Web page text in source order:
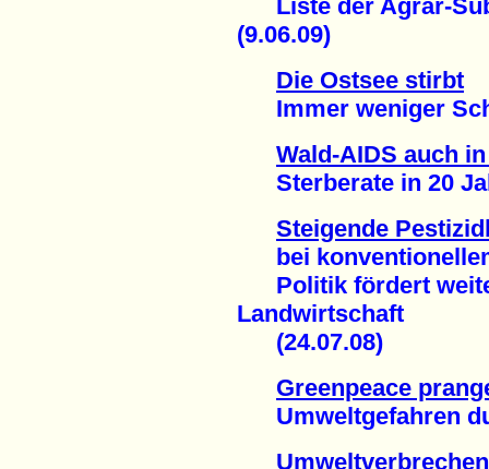
Liste der Agrar-
(9.06.09)
Die Ostsee stirbt
Immer weniger
Wald-AIDS auch
Sterberate in 20
Steigende
bei
Politik fördert
Landwirtschaft
(24.07.08)
Greenpeace
Umweltgefahren